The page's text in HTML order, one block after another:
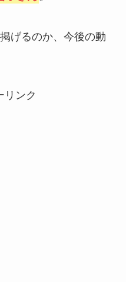
げるのか、今後の動
リンク